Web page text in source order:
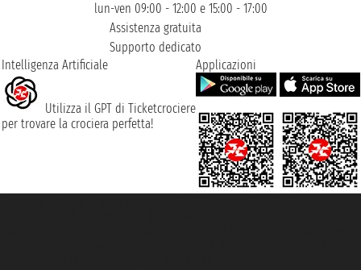
lun-ven 09:00 - 12:00 e 15:00 - 17:00
Assistenza gratuita
Supporto dedicato
Intelligenza Artificiale
Utilizza il GPT di Ticketcrociere
per trovare la crociera perfetta!
Applicazioni